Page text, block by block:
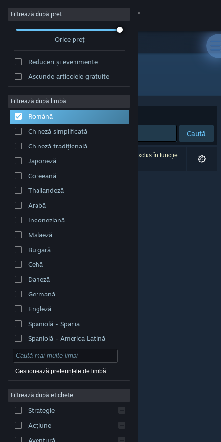
Conectează-te
Despre
Asistență
Schimbă limba
Vezi site în versiunea pentru desktop
© Valve Corporation. Toate drepturile rezervate. Toate
respectivi în SUA și celelalte țări.
Acordul Steam pentru abonați
Cookie-uri
Filtrează după preț
Orice preț
Reduceri și evenimente
Ascunde articolele gratuite
Filtrează după limbă
Română
Chineză simplificată
Chineză tradițională
Japoneză
Coreeană
Thailandeză
Arabă
Indoneziană
Malaeză
Bulgară
Cehă
Daneză
Germană
Engleză
Spaniolă - Spania
Spaniolă - America Latină
Gestionează preferințele de limbă
Filtrează după etichete
Strategie
Acțiune
Aventură
Dezvoltator: LWNA
Sortează după
Caută
0 rezultate corespund căutării tale. 1 titlu a fost exclus în funcție
de preferințele tale.